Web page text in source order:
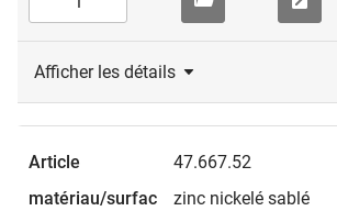
Afficher les détails
47.667.52
zinc nickelé sablé